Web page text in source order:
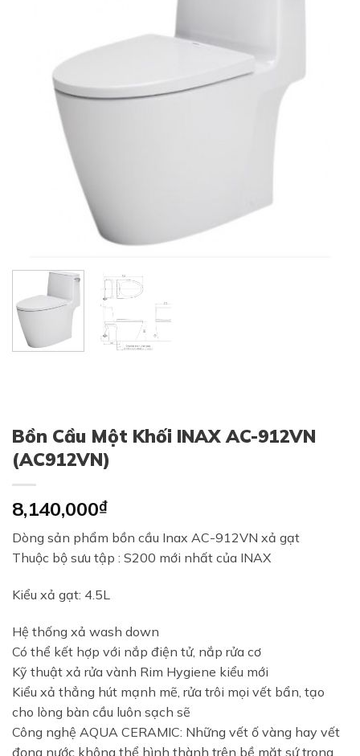
Bồn Cầu Một Khối INAX AC-912VN
(AC912VN)
8,140,000₫
Dòng sản phẩm bồn cầu Inax AC-912VN xả gạt
Thuộc bộ sưu tập : S200 mới nhất của INAX
Kiểu xả gạt: 4.5L
Hệ thống xả wash down
Có thể kết hợp với nắp điện tử, nắp rửa cơ
Kỹ thuật xả rửa vành Rim Hygiene kiểu mới
Kiểu xả thẳng hút mạnh mẽ, rửa trôi mọi vết bẩn, tạo
cho lòng bàn cầu luôn sạch sẽ
Công nghệ AQUA CERAMIC: Những vết ố vàng hay vết
đọng nước không thể hình thành trên bề mặt sứ trong